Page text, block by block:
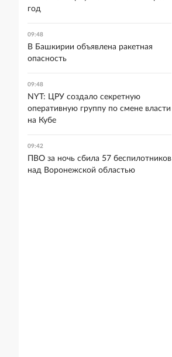
год
09:48
В Башкирии объявлена ракетная
опасность
09:48
NYT: ЦРУ создало секретную
оперативную группу по смене власти
на Кубе
09:42
ПВО за ночь сбила 57 беспилотников
над Воронежской областью